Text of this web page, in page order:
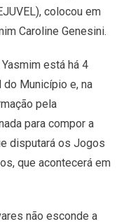
colocou em
Caroline Genesini.
está há 4
Município e, na
pela
para compor a
disputará os Jogos
que acontecerá em
não esconde a